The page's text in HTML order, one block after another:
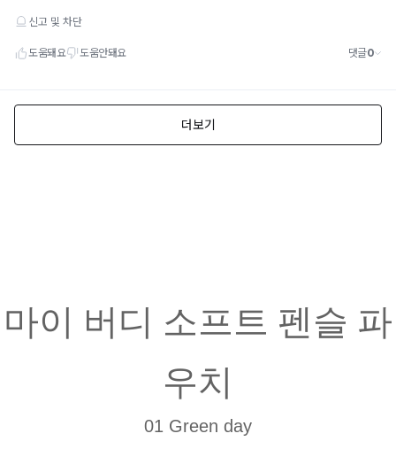
마이 버디 소프트 펜슬 파
우치
01 Green day